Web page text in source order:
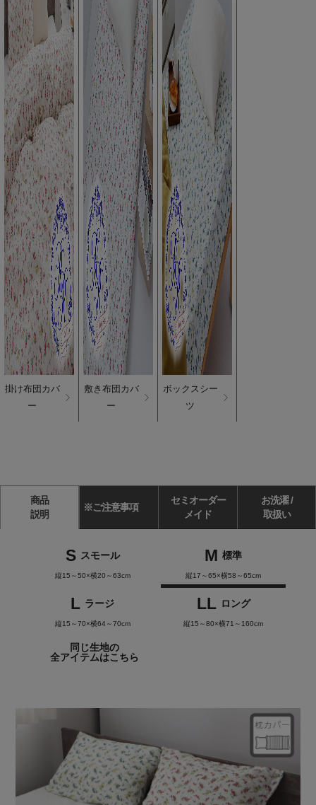
掛け布団カバ
ー
敷き布団カバ
ー
ボックスシー
ツ
商品
説明
※ご注意事項
セミオーダー
メイド
お洗濯 /
取扱い
S スモール
縦15～50×横20～63cm
M 標準
縦17～65×横58～65cm
L ラージ
縦15～70×横64～70cm
LL ロング
縦15～80×横71～160cm
同じ生地の
全アイテムはこちら